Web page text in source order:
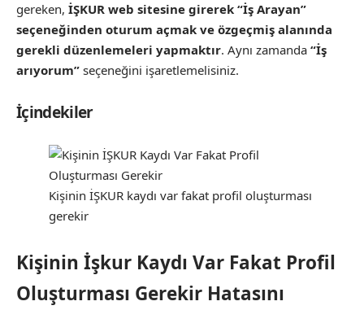
gereken, İŞKUR web sitesine girerek “İş Arayan”
seçeneğinden oturum açmak ve özgeçmiş alanında
gerekli düzenlemeleri yapmaktır. Aynı zamanda “İş
arıyorum” seçeneğini işaretlemelisiniz.
İçindekiler
Kişinin İŞKUR kaydı var fakat profil oluşturması
gerekir
Kişinin İşkur Kaydı Var Fakat Profil
Oluşturması Gerekir Hatasını